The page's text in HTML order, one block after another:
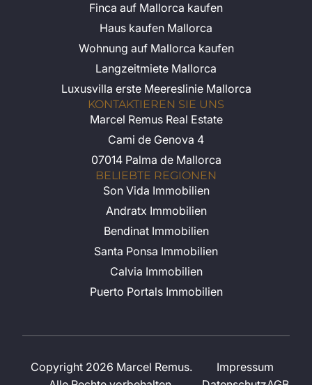
Finca auf Mallorca kaufen
Haus kaufen Mallorca
Wohnung auf Mallorca kaufen
Langzeitmiete Mallorca
Luxusvilla erste Meereslinie Mallorca
KONTAKTIEREN SIE UNS
Marcel Remus Real Estate
Cami de Genova 4
07014 Palma de Mallorca
BELIEBTE REGIONEN
Son Vida Immobilien
Andratx Immobilien
Bendinat Immobilien
Santa Ponsa Immobilien
Calvia Immobilien
Puerto Portals Immobilien
Copyright 2026 Marcel Remus.
Impressum